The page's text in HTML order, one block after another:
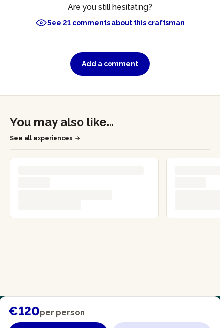
Are you still hesitating?
See 21 comments about this craftsman
Add a comment
You may also like...
See all experiences
€120per person